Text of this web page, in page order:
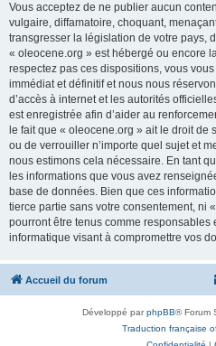
Vous acceptez de ne publier aucun
vulgaire, diffamatoire, choquant,
transgresser la législation de votre pays,
« oleocene.org » est hébergé ou encore
respectez pas ces dispositions, vous
immédiat et définitif et nous nous
d’accès à internet et les autorités
est enregistrée afin d’aider au
le fait que « oleocene.org » ait le droit de
ou de verrouiller n’importe quel sujet et
nous estimons cela nécessaire. En tant
les informations que vous avez
base de données. Bien que ces
tierce partie sans votre consentement, ni
pourront être tenus comme responsables
informatique visant à compromettre vos
Accueil du forum
Développé parphpBB® Forum
Traduction française